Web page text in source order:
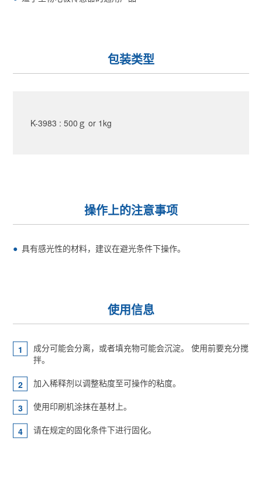
包装类型
K-3983 : 500ｇ or 1kg
操作上的注意事项
具有感光性的材料，建议在避光条件下操作。
使用信息
成分可能会分离，或者填充物可能会沉淀。 使用前要充分搅
拌。
加入稀释剂以调整粘度至可操作的粘度。
使用印刷机涂抹在基材上。
请在规定的固化条件下进行固化。